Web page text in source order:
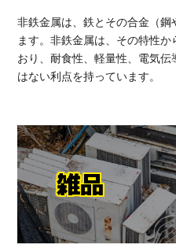
非鉄金属は、鉄とその合金（
ます。非鉄金属は、その特性
おり、耐食性、軽量性、電気
はない利点を持っています。
雑品